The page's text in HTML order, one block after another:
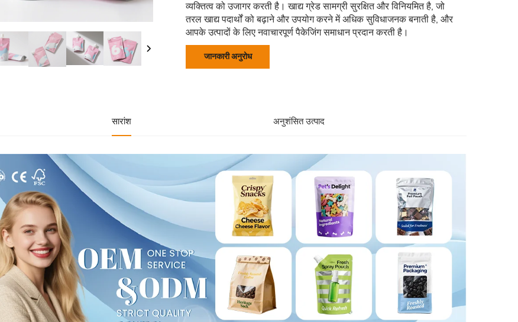
व्यक्तित्व को उजागर करती है। खाद्य ग्रेड सामग्री सुरक्षित और विनियमित है, जो
तरल खाद्य पदार्थों को बढ़ाने और उपयोग करने में अधिक सुविधाजनक बनाती है, और
आपके उत्पादों के लिए नवाचारपूर्ण पैकेजिंग समाधान प्रदान करती है।
जानकारी अनुरोध
सारांश अनुशंसित उत्पाद